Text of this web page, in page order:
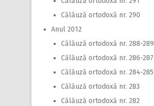
Călăuză ortodoxă nr. 290
Anul 2012
Călăuză ortodoxă nr. 288-289
Călăuză ortodoxă nr. 286-287
Călăuză ortodoxă nr. 284-285
Călăuză ortodoxă nr. 283
Călăuză ortodoxă nr. 282